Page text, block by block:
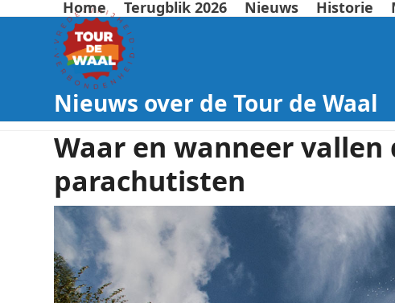
Home Terugblik 2026 Nieuws Historie
Nieuws over de Tour de Waal
Waar en wanneer vallen
parachutisten